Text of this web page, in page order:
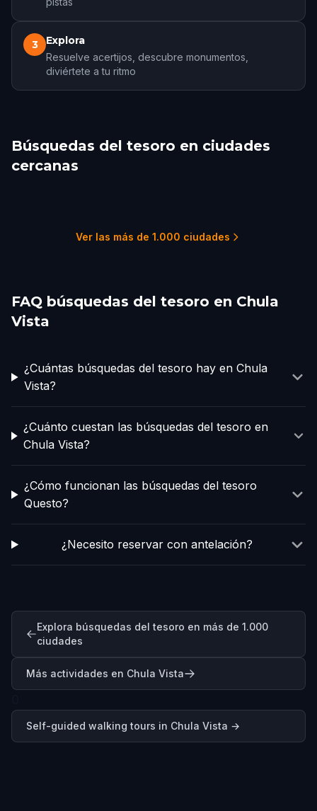
3 Explora
Resuelve acertijos, descubre monumentos,
diviértete a tu ritmo
Búsquedas del tesoro en ciudades
cercanas
Ver las más de 1.000 ciudades
FAQ búsquedas del tesoro en Chula
Vista
¿Cuántas búsquedas del tesoro hay en Chula
Vista?
¿Cuánto cuestan las búsquedas del tesoro en
Chula Vista?
¿Cómo funcionan las búsquedas del tesoro
Questo?
¿Necesito reservar con antelación?
Explora búsquedas del tesoro en más de 1.000
ciudades
Más actividades en Chula Vista
Self-guided walking tours in Chula Vista →